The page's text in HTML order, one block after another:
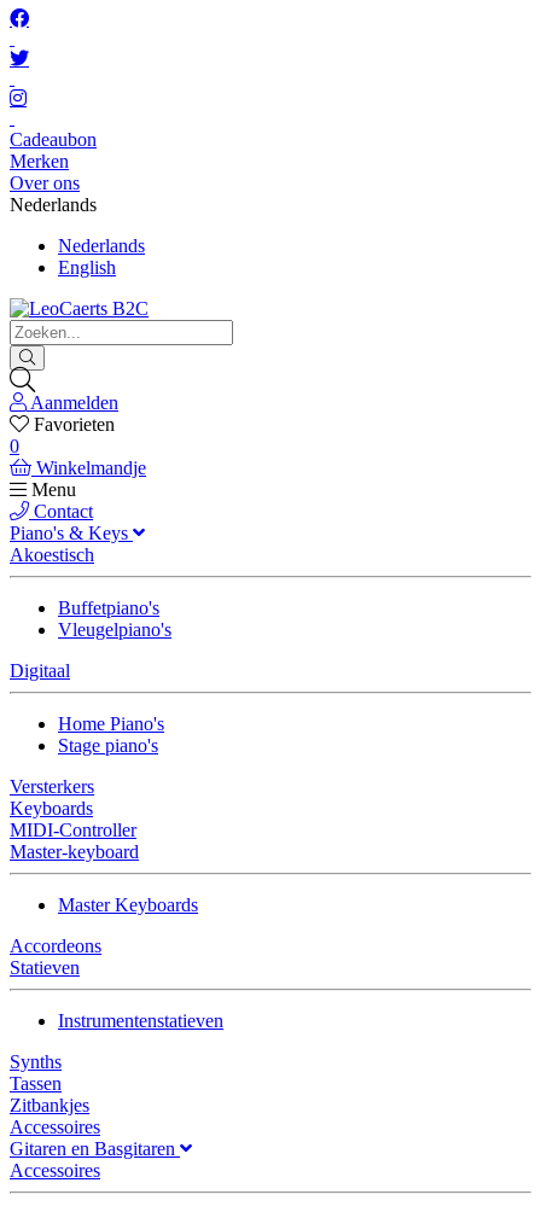
Cadeaubon
Merken
Over ons
Nederlands
Nederlands
English
Aanmelden
Favorieten
0
Winkelmandje
Menu
Contact
Piano's & Keys
Akoestisch
Buffetpiano's
Vleugelpiano's
Digitaal
Home Piano's
Stage piano's
Versterkers
Keyboards
MIDI-Controller
Master-keyboard
Master Keyboards
Accordeons
Statieven
Instrumentenstatieven
Synths
Tassen
Zitbankjes
Accessoires
Gitaren en Basgitaren
Accessoires